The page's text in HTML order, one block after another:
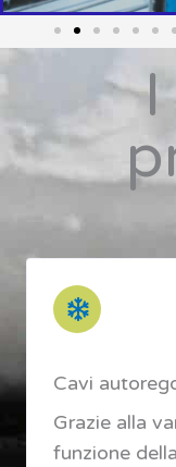
Cavi
Grazie alla
funzione